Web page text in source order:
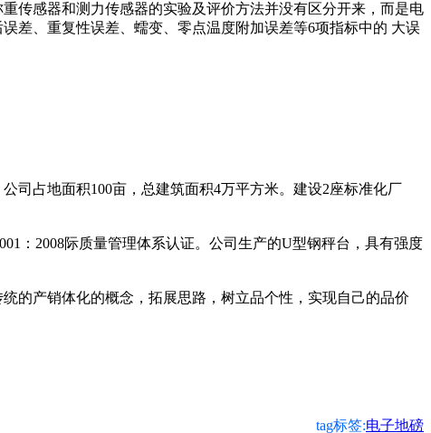
传感器和测力传感器的实验及评价方法并没有区分开来，而是电
差、重复性误差、蠕变、零点温度附加误差等6项指标中的 大误
占地面积100亩，总建筑面积4万平方米。建设2座标准化厂
：2008际质量管理体系认证。公司生产的U型钢秤台，具有强度
产销体化的概念，拓展思路，树立品个性，实现自己的品价
tag标签:电子地磅